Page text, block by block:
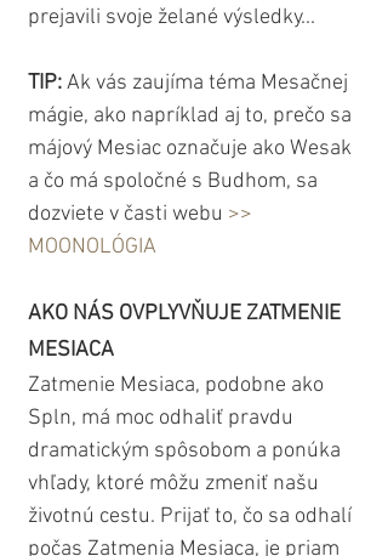
prejavili svoje želané výsledky...
TIP: Ak vás zaujíma téma Mesačnej
mágie, ako napríklad aj to, prečo sa
májový Mesiac označuje ako Wesak
a čo má spoločné s Budhom, sa
dozviete v časti webu >>
MOONOLÓGIA
AKO NÁS OVPLYVŇUJE ZATMENIE
MESIACA
Zatmenie Mesiaca, podobne ako
Spln, má moc odhaliť pravdu
dramatickým spôsobom a ponúka
vhľady, ktoré môžu zmeniť našu
životnú cestu. Prijať to, čo sa odhalí
počas Zatmenia Mesiaca, je priam